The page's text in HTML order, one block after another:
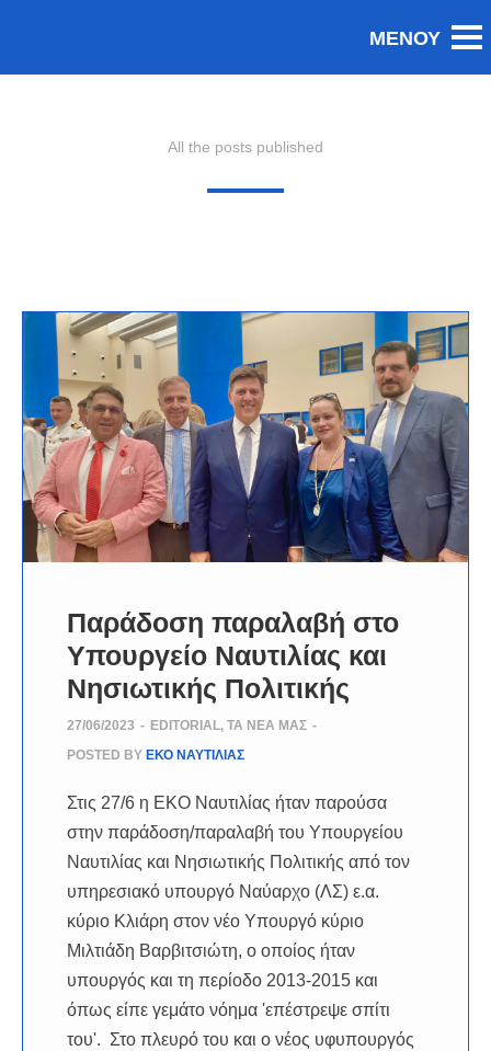
All the posts published
Παράδοση παραλαβή στο
Υπουργείο Ναυτιλίας και
Νησιωτικής Πολιτικής
27/06/2023 - EDITORIAL, ΤΑ ΝΈΑ ΜΑΣ -
POSTED BY ΕΚΟ ΝΑΥΤΙΛΙΑΣ
Στις 27/6 η ΕΚΟ Ναυτιλίας ήταν παρούσα
στην παράδοση/παραλαβή του Υπουργείου
Ναυτιλίας και Νησιωτικής Πολιτικής από τον
υπηρεσιακό υπουργό Ναύαρχο (ΛΣ) ε.α.
κύριο Κλιάρη στον νέο Υπουργό κύριο
Μιλτιάδη Βαρβιτσιώτη, ο οποίος ήταν
υπουργός και τη περίοδο 2013-2015 και
όπως είπε γεμάτο νόημα 'επέστρεψε σπίτι
του'. Στο πλευρό του και ο νέος υφυπουργός